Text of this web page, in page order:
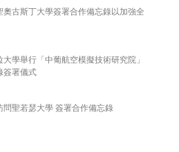
奧古斯丁大學簽署合作備忘錄以加強全
學舉行「中葡航空模擬技術研究院」
簽署儀式
問聖若瑟大學 簽署合作備忘錄